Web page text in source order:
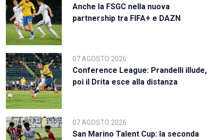
Anche la FSGC nella nuova
partnership tra FIFA+ e DAZN
07 AGOSTO 2026
Conference League: Prandelli illude,
poi il Drita esce alla distanza
07 AGOSTO 2026
San Marino Talent Cup: la seconda